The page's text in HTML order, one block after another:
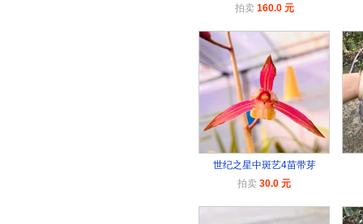
拍卖 160.0 元
世纪之星中斑艺4苗带芽
拍卖 30.0 元